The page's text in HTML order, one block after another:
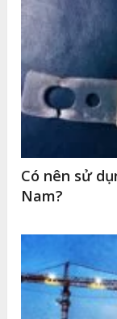
Có nên sử
Nam?